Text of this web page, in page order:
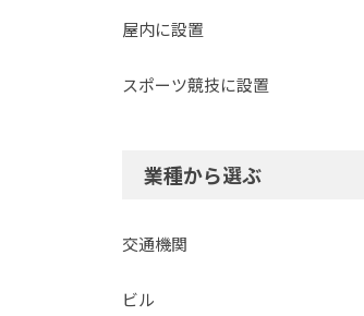
屋内に設置
スポーツ競技に設置
業種から選ぶ
交通機関
ビル